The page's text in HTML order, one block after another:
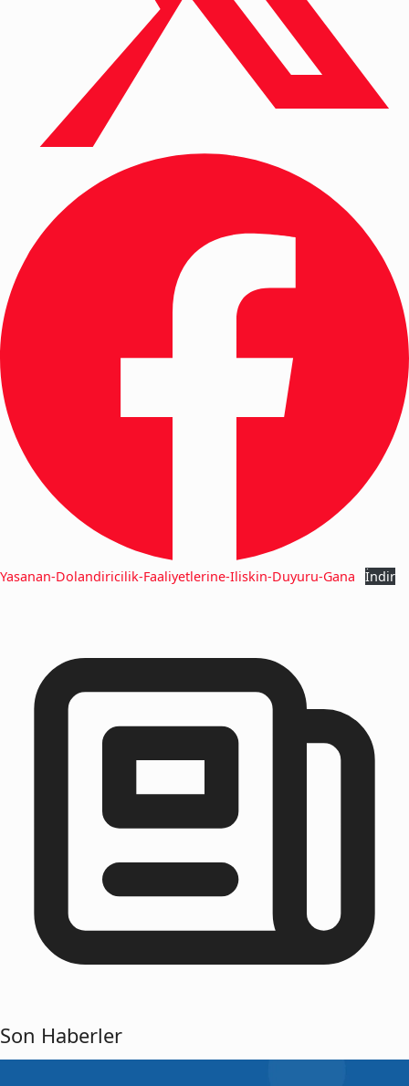
Yasanan-Dolandiricilik-Faaliyetlerine-Iliskin-Duyuru-Gana İndir
Son Haberler